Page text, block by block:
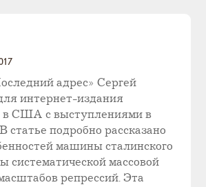
адрес» Сергей
интернет-издания
в США с выступлениями в
статье подробно рассказано
машины сталинского
систематической массовой
репрессий. Эта